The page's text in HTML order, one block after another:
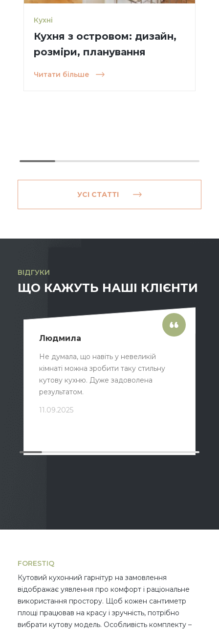
УСІ СТАТТІ
Кухні
Кухня з островом: дизайн,
розміри, планування
Читати більше
ВІДГУКИ
ЩО КАЖУТЬ НАШІ КЛІЄНТИ
Людмила
Не думала, що навіть у невеликій
кімнаті можна зробити таку стильну
кутову кухню. Дуже задоволена
результатом.
11.09.2025
FORESTIQ
Кутовий кухонний гарнітур на замовлення
відображає уявлення про комфорт і раціональне
використання простору. Щоб кожен сантиметр
площі працював на красу і зручність, потрібно
вибрати кутову модель. Особливість комплекту –